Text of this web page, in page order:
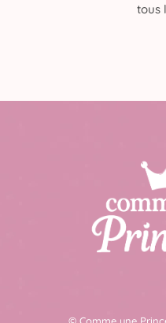
tous